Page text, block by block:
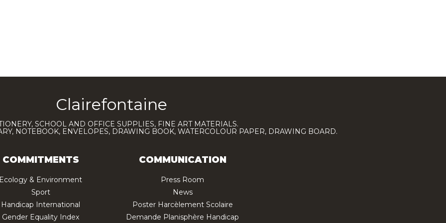
Clairefontaine
SCHOOL AND OFFICE SUPPLIES, FINE ART MATERIALS.
NOTEBOOK, ENVELOPES, DRAWING BOOK, WATERCOLOUR PAPER, DRAWING BOARD.
COMMITMENTS
& Environment
Sport
Handicap International
Gender Equality Index
COMMUNICATION
Press Room
News
Poster Harcèlement Scolaire
Demande Planisphère Handicap